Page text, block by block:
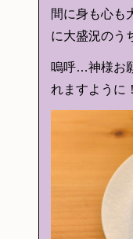
間に身も心も
に大盛況のう
嗚呼…神様お
れますように！